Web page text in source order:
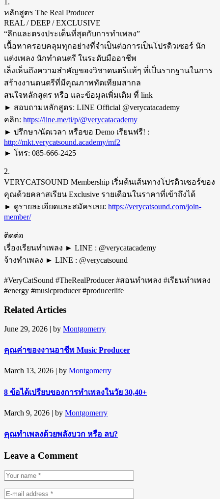
1.
หลักสูตร The Real Producer
REAL / DEEP / EXCLUSIVE
“ลึกและตรงประเด็นที่สุดกับการทำเพลง”
เนื้อหาครอบคลุมทุกอย่างที่จำเป็นต่อการเป็นโปรดิวเซอร์ นัก
แต่งเพลง นักทำดนตรี ในระดับมืออาชีพ
เล็งเห็นถึงความสำคัญของวิชาดนตรีแท้ๆ ที่เป็นรากฐานในการ
สร้างงานดนตรีที่มีคุณภาพทัดเทียมสากล
สนใจหลักสูตร หรือ และข้อมูลเพิ่มเติม ที่ link
► สอบถามหลักสูตร: LINE Official @verycatacademy
คลิก: https://line.me/ti/p/@verycatacademy
► ปรึกษา/นัดเวลา หรือขอ Demo เรียนฟรี! :
http://mkt.verycatsound.academy/mf2
► โทร: 085-666-2425
2.
VERYCATSOUND Membership เริ่มต้นเส้นทางโปรดิวเซอร์ของ
คุณด้วยคลาสเรียน Exclusive รายเดือนในราคาที่เข้าถึงได้
► ดูรายละเอียดและสมัครเลย: https://verycatsound.com/join-
member/
ติดต่อ
เรื่องเรียนทำเพลง ► LINE : @verycatacademy
จ้างทำเพลง ► LINE : @verycatsound
#VeryCatSound #TheRealProducer #สอนทำเพลง #เรียนทำเพลง
#energy #musicproducer #producerlife
Related Articles
June 29, 2026 | by Montgomerry
คุณค่าของงานอาชีพ Music Producer
March 13, 2026 | by Montgomerry
8 ข้อได้เปรียบของการทำเพลงในวัย 30,40+
March 9, 2026 | by Montgomerry
คุณทำเพลงด้วยพลังบวก หรือ ลบ?
Leave a Comment